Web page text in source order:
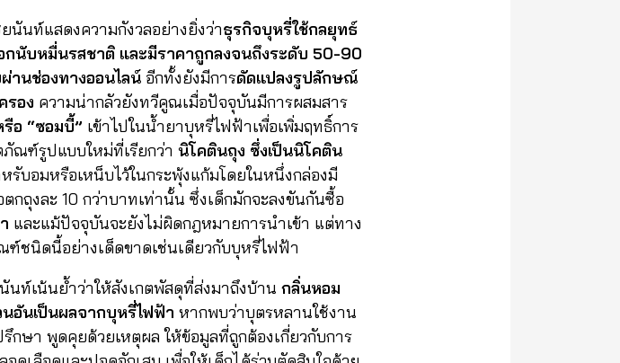
นันท์แสดงความกังวลอย่างยิ่งว่าธุรกิจบุหรี่ใช้กลยุทธ์
นับหมื่นรสชาติ และมีราคาถูกลงจนถึงระดับ 50-90
านช่องทางออนไลน์ อีกทั้งยังมีการดัดแปลงรูปลักษณ์
รอง ความน่ากลัวยังทวีคูณเมื่อปัจจุบันมีการผสมสาร
รือ “ซอมบี้” เข้าไปในน้ำยาบุหรี่ไฟฟ้าเพื่อเพิ่มฤทธิ์การ
ณฑ์รูปแบบใหม่ที่เรียกว่า นิโคตินถุง ซึ่งเป็นนิโคติน
รับอมหรือเหน็บไว้ในกระพุ้งแก้มโดยในหนึ่งกล่องมี
ถุงละ 10 กว่าบาทเท่านั้น ซึ่งเด็กมักจะลงขันกันซื้อ
และแม้ปัจจุบันจะยังไม่ผิดกฎหมายการนำเข้า แต่ทาง
ฑ์ชนิดนี้อย่างเด็ดขาดเช่นเดียวกับบุหรี่ไฟฟ้า
ท์เน้นย้ำว่าให้สังเกตพัสดุที่ส่งมาถึงบ้าน กลิ่นหอม
อันเป็นผลจากบุหรี่ไฟฟ้า หากพบว่าบุตรหลานใช้งาน
กษา พูดคุยด้วยเหตุผล ให้ข้อมูลที่ถูกต้องเกี่ยวกับการ